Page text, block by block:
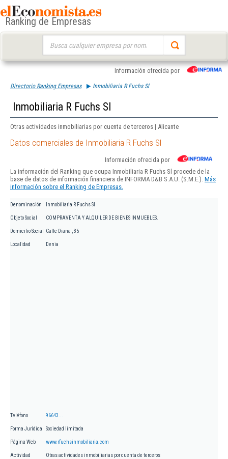
Ranking de Empresas
Información ofrecida por
Directorio Ranking Empresas Inmobiliaria R Fuchs Sl
Inmobiliaria R Fuchs Sl
Otras actividades inmobiliarias por cuenta de terceros | Alicante
Datos comerciales de Inmobiliaria R Fuchs Sl
Información ofrecida por
La información del Ranking que ocupa Inmobiliaria R Fuchs Sl procede de la
base de datos de información financiera de INFORMA D&B S.A.U. (S.M.E.). Más
información sobre el Ranking de Empresas.
Denominación Inmobiliaria R Fuchs Sl
Objeto Social COMPRAVENTA Y ALQUILER DE BIENES INMUEBLES.
Domicilio Social Calle Diana , 35
Localidad Denia
Teléfono 96643...
Forma Jurídica Sociedad limitada
Página Web www.rfuchsinmobiliaria.com
Actividad Otras actividades inmobiliarias por cuenta de terceros